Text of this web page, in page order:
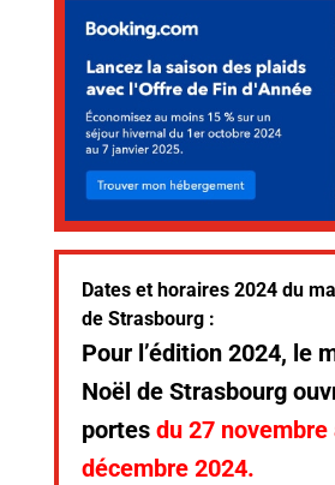
Dates et horaires 2024 du
de Strasbourg :
Pour l’édition 2024, le
Noël de Strasbourg
portes du 27 novembre
décembre 2024.